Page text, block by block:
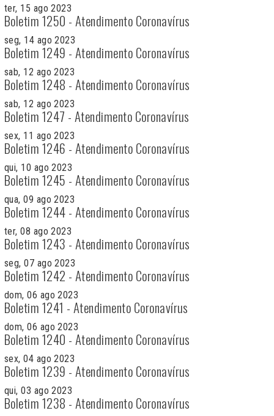
ter, 15 ago 2023
Boletim 1250 - Atendimento Coronavírus
seg, 14 ago 2023
Boletim 1249 - Atendimento Coronavírus
sab, 12 ago 2023
Boletim 1248 - Atendimento Coronavírus
sab, 12 ago 2023
Boletim 1247 - Atendimento Coronavírus
sex, 11 ago 2023
Boletim 1246 - Atendimento Coronavírus
qui, 10 ago 2023
Boletim 1245 - Atendimento Coronavírus
qua, 09 ago 2023
Boletim 1244 - Atendimento Coronavírus
ter, 08 ago 2023
Boletim 1243 - Atendimento Coronavírus
seg, 07 ago 2023
Boletim 1242 - Atendimento Coronavírus
dom, 06 ago 2023
Boletim 1241 - Atendimento Coronavírus
dom, 06 ago 2023
Boletim 1240 - Atendimento Coronavírus
sex, 04 ago 2023
Boletim 1239 - Atendimento Coronavírus
qui, 03 ago 2023
Boletim 1238 - Atendimento Coronavírus